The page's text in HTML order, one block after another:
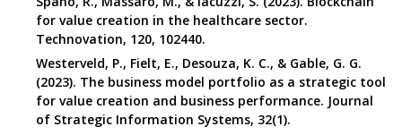
for value creation in the healthcare sector.
Technovation, 120, 102440.
Westerveld, P., Fielt, E., Desouza, K. C., & Gable, G. G.
(2023). The business model portfolio as a strategic tool
for value creation and business performance. Journal
of Strategic Information Systems, 32(1).